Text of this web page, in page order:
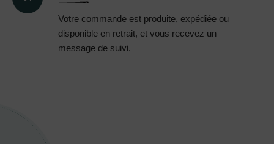
Votre commande est produite, expédiée ou
disponible en retrait, et vous recevez un
message de suivi.